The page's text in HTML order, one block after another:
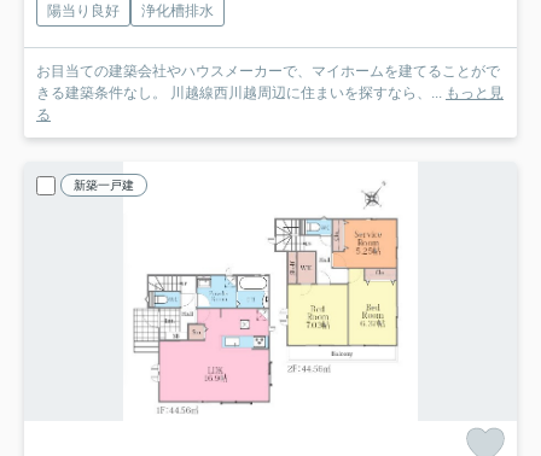
陽当り良好 浄化槽排水
お目当ての建築会社やハウスメーカーで、マイホームを建てることがで
きる建築条件なし。 川越線西川越周辺に住まいを探すなら、...
もっと見
る
新築一戸建